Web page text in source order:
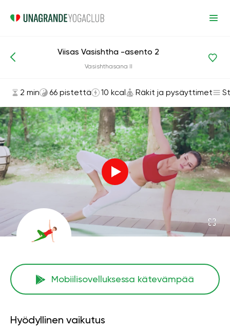
Asanat ja harjoitukset Räkit ja pysäyttimet
Viisas Vasishtha -asento 2
Vasishthasana II
2 min 66 pistettä 10 kcal Räkit ja pysäyttimet
Mobiilisovelluksessa kätevämpää
Hyödyllinen vaikutus